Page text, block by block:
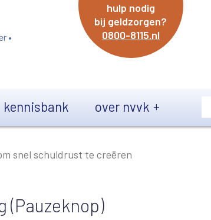
•
hulp nodig
bij geldzorgen?
0800-8115.nl
kennisbank over nvvk
snel schuldrust te creëren
(Pauzeknop)